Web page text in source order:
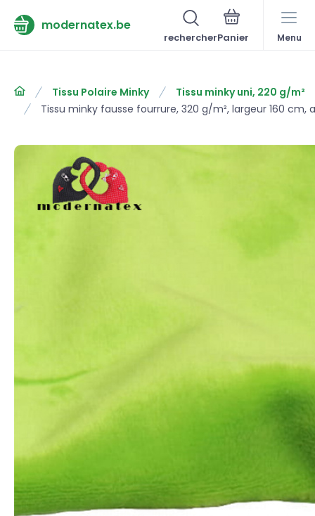
modernatex.be
rechercher Menu
Tissu Polaire Minky
Tissu minky uni, 220 g/m²
Tissu minky fausse fourrure, 320 g/m², largeur 160 cm,